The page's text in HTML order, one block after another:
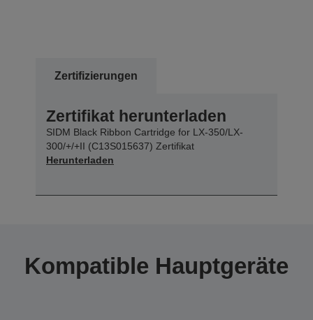
Zertifizierungen
Zertifikat herunterladen
SIDM Black Ribbon Cartridge for LX-350/LX-
300/+/+II (C13S015637) Zertifikat
Herunterladen
Kompatible Hauptgeräte